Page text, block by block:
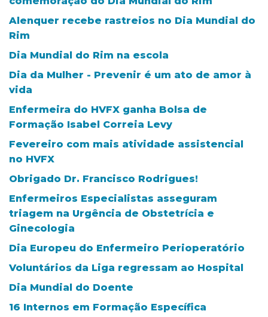
Alenquer recebe rastreios no Dia Mundial do
Rim
Dia Mundial do Rim na escola
Dia da Mulher - Prevenir é um ato de amor à
vida
Enfermeira do HVFX ganha Bolsa de
Formação Isabel Correia Levy
Fevereiro com mais atividade assistencial
no HVFX
Obrigado Dr. Francisco Rodrigues!
Enfermeiros Especialistas asseguram
triagem na Urgência de Obstetrícia e
Ginecologia
Dia Europeu do Enfermeiro Perioperatório
Voluntários da Liga regressam ao Hospital
Dia Mundial do Doente
16 Internos em Formação Específica